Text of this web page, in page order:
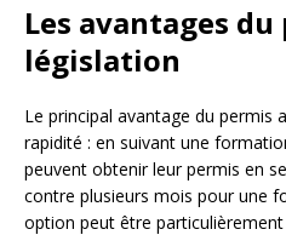
Les avantages
législation
Le principal avantage du permis
rapidité : en suivant une
peuvent obtenir leur permis en
contre plusieurs mois pour une
option peut être